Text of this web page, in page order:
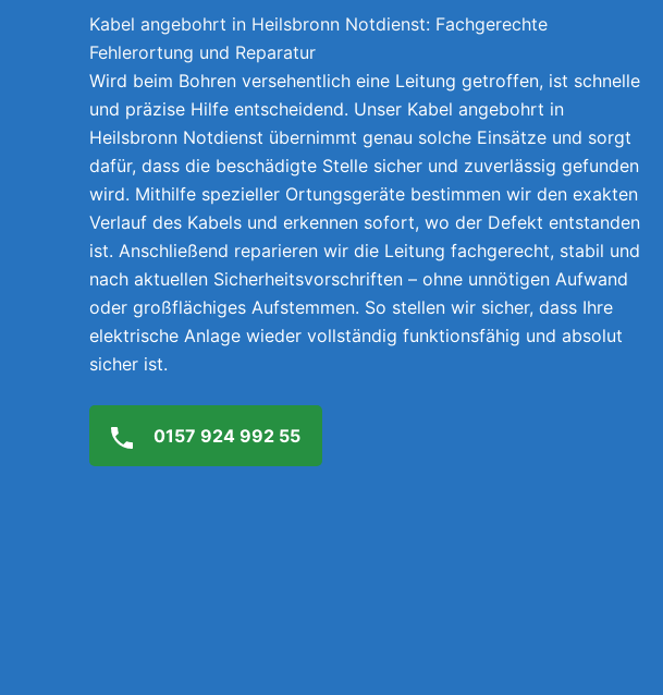
Kabel angebohrt in Heilsbronn Notdienst: Fachgerechte
Fehlerortung und Reparatur
Wird beim Bohren versehentlich eine Leitung getroffen, ist schnelle
und präzise Hilfe entscheidend. Unser Kabel angebohrt in
Heilsbronn Notdienst übernimmt genau solche Einsätze und sorgt
dafür, dass die beschädigte Stelle sicher und zuverlässig gefunden
wird. Mithilfe spezieller Ortungsgeräte bestimmen wir den exakten
Verlauf des Kabels und erkennen sofort, wo der Defekt entstanden
ist. Anschließend reparieren wir die Leitung fachgerecht, stabil und
nach aktuellen Sicherheitsvorschriften – ohne unnötigen Aufwand
oder großflächiges Aufstemmen. So stellen wir sicher, dass Ihre
elektrische Anlage wieder vollständig funktionsfähig und absolut
sicher ist.
0157 924 992 55